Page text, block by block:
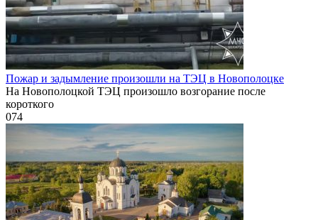
Пожар и задымление произошли на ТЭЦ в Новополоцке
На Новополоцкой ТЭЦ произошло возгорание после
короткого
074